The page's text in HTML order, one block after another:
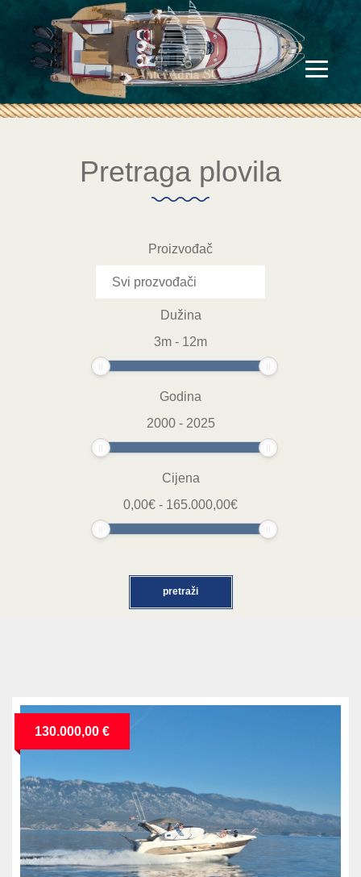
Pretraga plovila
Proizvođač
Dužina
3m - 12m
Godina
2000- 2025
Cijena
0,00€ - 165.000,00€
130.000,00 €